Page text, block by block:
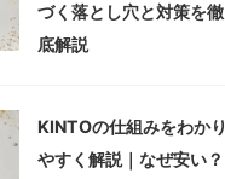
づく落とし穴と対策を徹
底解説
KINTOの仕組みをわかり
やすく解説｜なぜ安い？